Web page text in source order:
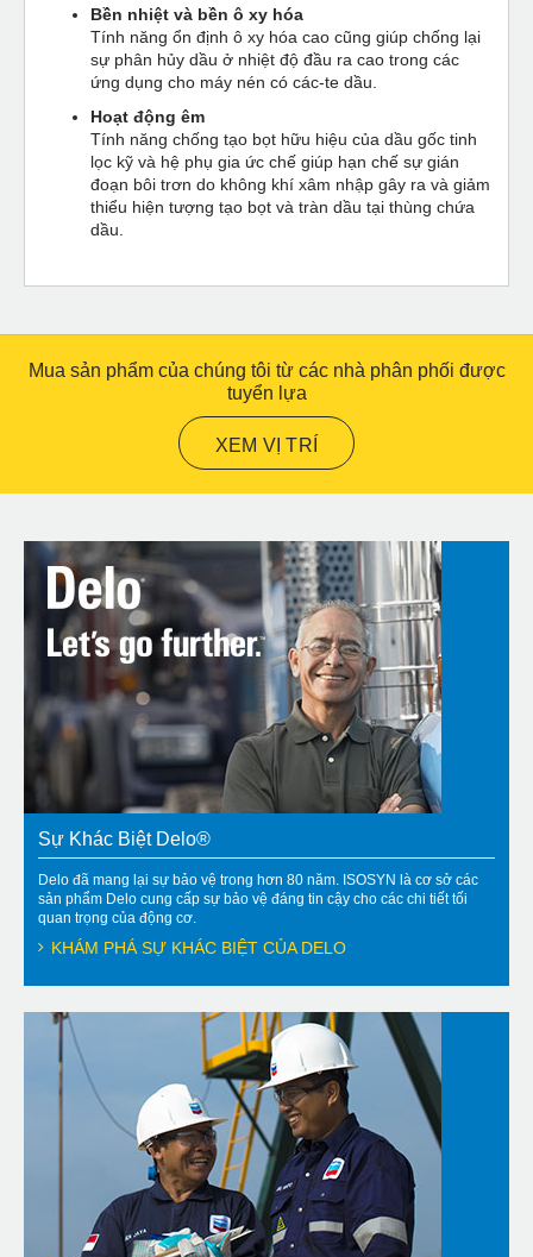
Bền nhiệt và bền ô xy hóa
Tính năng ổn định ô xy hóa cao cũng giúp chống lại
sự phân hủy dầu ở nhiệt độ đầu ra cao trong các
ứng dụng cho máy nén có các-te dầu.
Hoạt động êm
Tính năng chống tạo bọt hữu hiệu của dầu gốc tinh
lọc kỹ và hệ phụ gia ức chế giúp hạn chế sự gián
đoạn bôi trơn do không khí xâm nhập gây ra và giảm
thiểu hiện tượng tạo bọt và tràn dầu tại thùng chứa
dầu.
Mua sản phẩm của chúng tôi từ các nhà phân phối được
tuyển lựa
XEM VỊ TRÍ
Sự Khác Biệt Delo®
Delo đã mang lại sự bảo vệ trong hơn 80 năm. ISOSYN là cơ sở các
sản phẩm Delo cung cấp sự bảo vệ đáng tin cậy cho các chi tiết tối
quan trọng của động cơ.
KHÁM PHÁ SỰ KHÁC BIỆT CỦA DELO